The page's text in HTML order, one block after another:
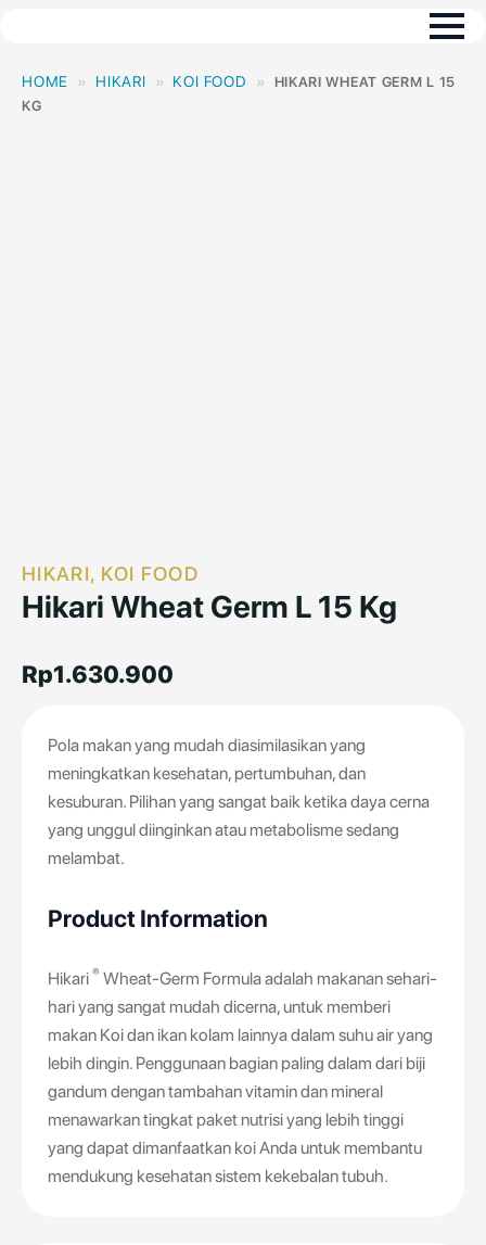
HOME HIKARI KOI FOOD
HIKARI WHEAT GERM L 15
KG
HIKARI, KOI FOOD
Hikari Wheat Germ L 15 Kg
Rp1.630.900
Pola makan yang mudah diasimilasikan yang
meningkatkan kesehatan, pertumbuhan, dan
kesuburan. Pilihan yang sangat baik ketika daya cerna
yang unggul diinginkan atau metabolisme sedang
melambat.
Product Information
Hikari ® Wheat-Germ Formula adalah makanan sehari-
hari yang sangat mudah dicerna, untuk memberi
makan Koi dan ikan kolam lainnya dalam suhu air yang
lebih dingin. Penggunaan bagian paling dalam dari biji
gandum dengan tambahan vitamin dan mineral
menawarkan tingkat paket nutrisi yang lebih tinggi
yang dapat dimanfaatkan koi Anda untuk membantu
mendukung kesehatan sistem kekebalan tubuh.